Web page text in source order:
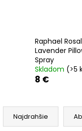
Raphael
Lavender
Spray
Skladom (>5
8 €
Najdrahšie